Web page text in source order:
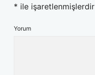
* ile işaretlenmişlerdir
Yorum